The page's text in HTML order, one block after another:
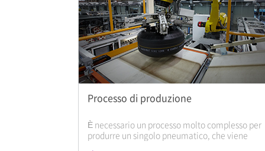
Processo di produzione
È necessario un processo molto complesso per
produrre un singolo pneumatico, che viene